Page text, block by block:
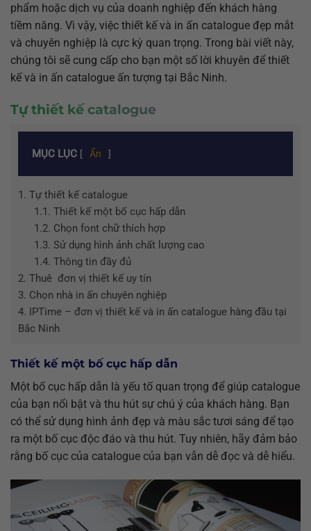
phẩm hoặc dịch vụ của doanh nghiệp đến khách hàng
tiềm năng. Vì vậy, việc thiết kế và in ấn catalogue đẹp mắt
và chuyên nghiệp là cực kỳ quan trọng. Trong bài viết này,
chúng tôi sẽ cung cấp cho bạn một số lời khuyên để thiết
kế và in ấn catalogue ấn tượng tại Bắc Ninh.
Tự thiết kế catalogue
MỤC LỤC [ Ẩn ]
1. Tự thiết kế catalogue
1.1. Thiết kế một bố cục hấp dẫn
1.2. Chọn font chữ thích hợp
1.3. Sử dụng hình ảnh chất lượng cao
1.4. Thông tin đầy đủ
2. Thuê đơn vị thiết kế uy tín
3. Chọn nhà in ấn chuyên nghiệp
4. IPTime – đơn vị thiết kế và in ấn catalogue hàng đầu tại
Bắc Ninh
Thiết kế một bố cục hấp dẫn
Một bố cục hấp dẫn là yếu tố quan trọng để giúp catalogue
của bạn nổi bật và thu hút sự chú ý của khách hàng. Bạn
có thể sử dụng hình ảnh đẹp và màu sắc tươi sáng để tạo
ra một bố cục độc đáo và thu hút. Tuy nhiên, hãy đảm bảo
rằng bố cục của catalogue của bạn vẫn dễ đọc và dễ hiểu.